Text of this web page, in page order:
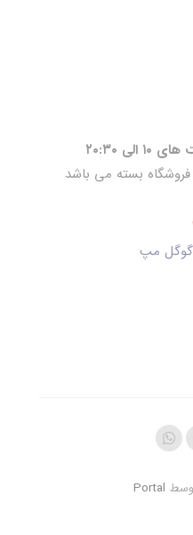
۲۰:۳۰
بسته می باشد
گوگل مپ
Portal